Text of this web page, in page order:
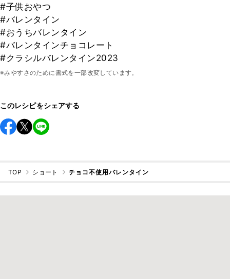
#子供おやつ
#バレンタイン
#おうちバレンタイン
#バレンタインチョコレート
#クラシルバレンタイン2023
※みやすさのために書式を一部改変しています。
このレシピをシェアする
TOP ショート チョコ不使用バレンタイン